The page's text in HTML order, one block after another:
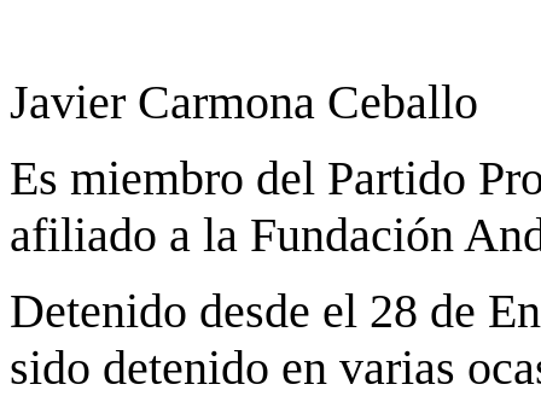
Javier Carmona Ceballo
Es miembro del Partido
afiliado a la Fundación
Detenido desde el 28 de
sido detenido en varias